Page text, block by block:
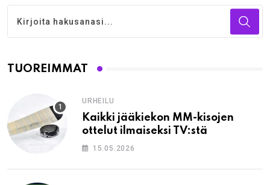
TUOREIMMAT
URHEILU
Kaikki jääkiekon MM-kisojen
ottelut ilmaiseksi TV:stä
15.05.2026